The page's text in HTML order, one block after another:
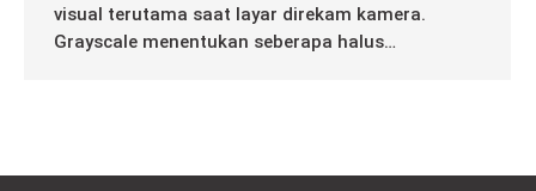
visual terutama saat layar direkam kamera.
Grayscale menentukan seberapa halus…